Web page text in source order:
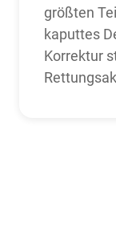
größten
kaputtes
Korrektur